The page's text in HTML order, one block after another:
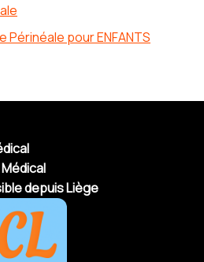
pour ENFANTS
depuis Liège